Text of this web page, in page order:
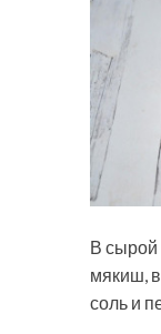
В сырой
мякиш,
соль и